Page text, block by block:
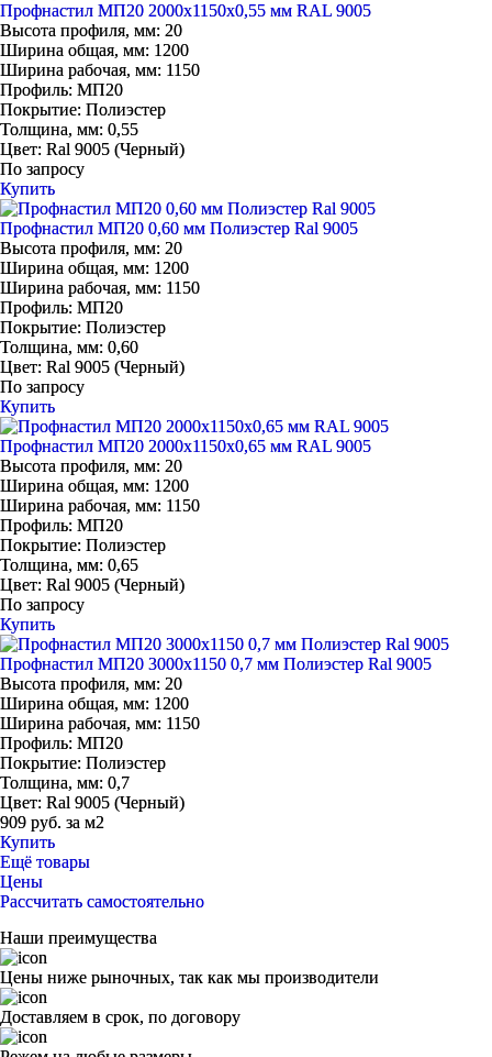
Профнастил МП20 2000х1150х0,55 мм RAL 9005
Высота профиля, мм: 20
Ширина общая, мм: 1200
Ширина рабочая, мм: 1150
Профиль: МП20
Покрытие: Полиэстер
Толщина, мм: 0,55
Цвет: Ral 9005 (Черный)
По запросу
Купить
Профнастил МП20 0,60 мм Полиэстер Ral 9005
Высота профиля, мм: 20
Ширина общая, мм: 1200
Ширина рабочая, мм: 1150
Профиль: МП20
Покрытие: Полиэстер
Толщина, мм: 0,60
Цвет: Ral 9005 (Черный)
По запросу
Купить
Профнастил МП20 2000х1150х0,65 мм RAL 9005
Высота профиля, мм: 20
Ширина общая, мм: 1200
Ширина рабочая, мм: 1150
Профиль: МП20
Покрытие: Полиэстер
Толщина, мм: 0,65
Цвет: Ral 9005 (Черный)
По запросу
Купить
Профнастил МП20 3000х1150 0,7 мм Полиэстер Ral 9005
Высота профиля, мм: 20
Ширина общая, мм: 1200
Ширина рабочая, мм: 1150
Профиль: МП20
Покрытие: Полиэстер
Толщина, мм: 0,7
Цвет: Ral 9005 (Черный)
909 руб. за м2
Купить
Ещё товары
Цены
Рассчитать самостоятельно
Наши преимущества
Цены ниже рыночных, так как мы производители
Доставляем в срок, по договору